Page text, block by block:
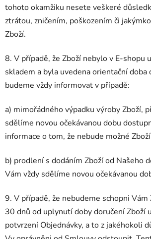
tohoto okamžiku nesete veškeré
ztrátou, zničením, poškozením či
Zboží.
8. V případě, že Zboží nebylo v E-shopu
skladem a byla uvedena orientační doba
budeme vždy informovat v případě:
a) mimořádného výpadku výroby Zboží,
sdělíme novou očekávanou dobu
informace o tom, že nebude možné
b) prodlení s dodáním Zboží od Našeho
Vám vždy sdělíme novou očekávanou
9. V případě, že nebudeme schopni Vám
30 dnů od uplynutí doby doručení Zboží
potvrzení Objednávky, a to z jakéhokoli